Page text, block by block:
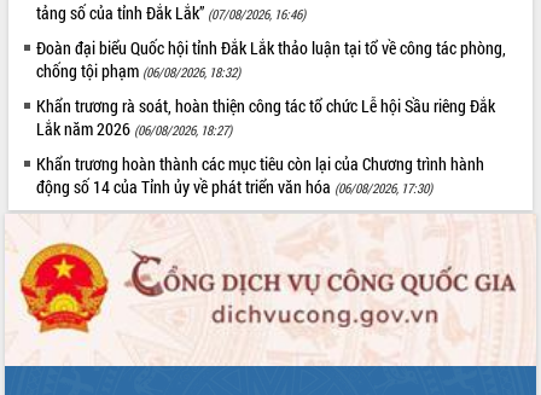
UBND tỉnh họp báo định kỳ tháng 4
năm 2026
Hội thảo khoa học “Giải pháp thúc đẩy
phát triển nền kinh tế xanh tại tỉnh
Đắk Lắk”
Tăng cường giám sát, đôn đốc thực
hiện nhiệm vụ quản lý tài sản công
hàng tuần
công tác cải cách thủ tục hành chính
tại Trung tâm Phục vụ hành chính
công tỉnh
Đắk Lắk: Tôn vinh 46 giải pháp tại Hội
thi Sáng tạo Kỹ thuật 2024 - 2025
tảng số của tỉnh Đắk Lắk” (07/08/2026, 16:46)
Đoàn đại biểu Quốc hội tỉnh Đắk Lắk thảo luận tại tổ về công tác phòng,
chống tội phạm (06/08/2026, 18:32)
Khẩn trương rà soát, hoàn thiện công tác tổ chức Lễ hội Sầu riêng Đắk
Lắk năm 2026 (06/08/2026, 18:27)
Khẩn trương hoàn thành các mục tiêu còn lại của Chương trình hành
động số 14 của Tỉnh ủy về phát triển văn hóa (06/08/2026, 17:30)